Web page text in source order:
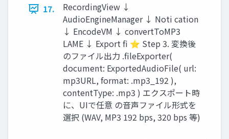
17.
RecordingView ↓
AudioEngineManager ↓ Noti cation
↓ EncodeVM ↓ convertToMP3
LAME ↓ Export fi ⭐︎ Step 3. 変換後
のファイル出力 .fileExporter(
document: ExportedAudioFile( url:
mp3URL, format: .mp3_192 ),
contentType: .mp3 ) エクスポート時
に、UIで任意 の音声ファイル形式を
選択 (WAV, MP3 192 bps, 320 bps 等)